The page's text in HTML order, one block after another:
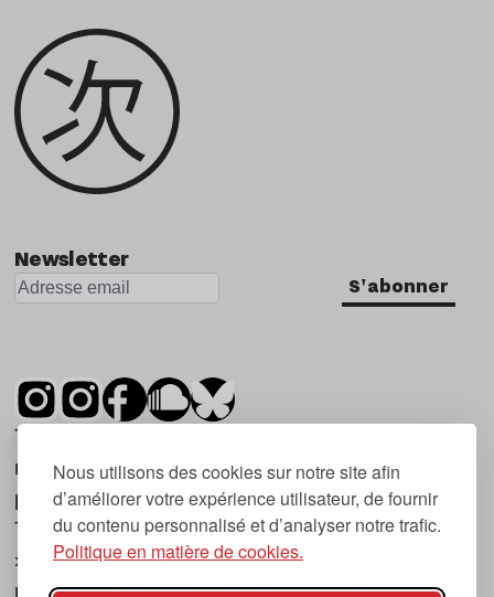
Nous utilisons des cookies sur notre site afin
d’améliorer votre expérience utilisateur, de fournir
du contenu personnalisé et d’analyser notre trafic.
Politique en matière de cookies.
Newsletter
S'abonner
Tsugi est un mensuel indépendant sur la
musique et les nouvelles tendances, dont la
première parution date de 2007.
Tsugi en japonais signifie « prochain », « suivant
», ce qui correspond à la thématique du
magazine, à l’affût des nouvelles tendances